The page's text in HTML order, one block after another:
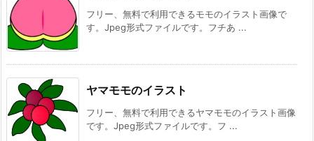
フリー、無料で利用できるモモのイラスト画像で
す。Jpeg形式ファイルです。フチあ ...
ヤマモモのイラスト
フリー、無料で利用できるヤマモモのイラスト画像
です。Jpeg形式ファイルです。フ ...